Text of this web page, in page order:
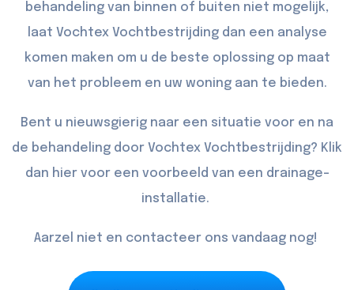
behandeling van binnen of buiten niet mogelijk,
laat Vochtex Vochtbestrijding dan een analyse
komen maken om u de beste oplossing op maat
van het probleem en uw woning aan te bieden.
Bent u nieuwsgierig naar een situatie voor en na
de behandeling door Vochtex Vochtbestrijding? Klik
dan hiervoor een voorbeeld van een drainage-
installatie.
Aarzel niet en contacteerons vandaag nog!